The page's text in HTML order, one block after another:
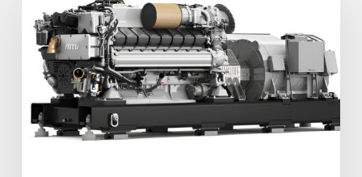
predstavlja
nove
brodske
pogonske
sisteme
na
SMM